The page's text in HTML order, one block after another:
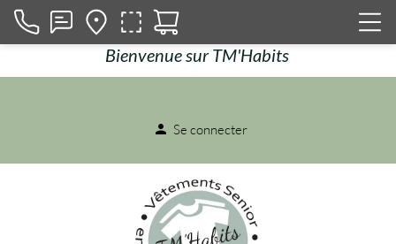
Bienvenue sur TM'Habits
person Se connecter